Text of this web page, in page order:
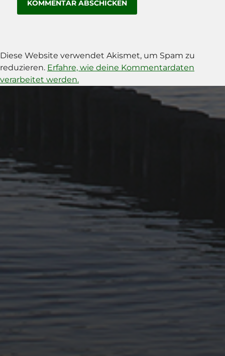
Diese Website verwendet Akismet, um Spam zu
reduzieren. Erfahre, wie deine Kommentardaten
verarbeitet werden.
BILDER SAMMELN 0291